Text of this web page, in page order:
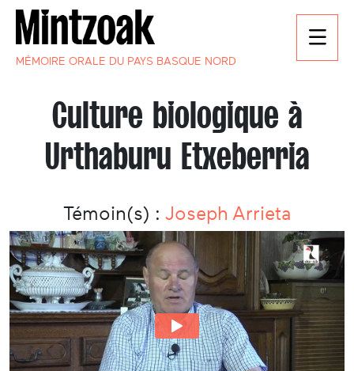
MÉMOIRE ORALE DU PAYS BASQUE NORD
Culture biologique à
Urthaburu Etxeberria
Témoin(s) : Joseph Arrieta